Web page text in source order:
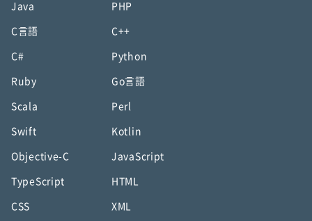
Java PHP
C言語 C++
C# Python
Ruby Go言語
Scala Perl
Swift Kotlin
Objective-C JavaScript
TypeScript HTML
CSS XML